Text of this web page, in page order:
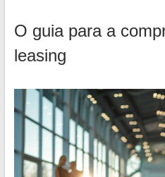
O guia para a
leasing